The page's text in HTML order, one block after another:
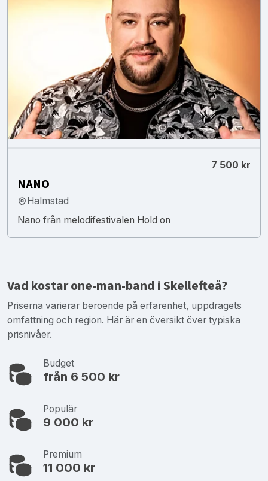
7 500 kr
NANO
Halmstad
Nano från melodifestivalen Hold on
Vad kostar one-man-band i Skellefteå?
Priserna varierar beroende på erfarenhet, uppdragets
omfattning och region. Här är en översikt över typiska
prisnivåer.
Budget
från 6 500 kr
Populär
9 000 kr
Premium
11 000 kr